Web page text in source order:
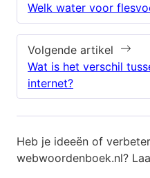
Welk water voor
Volgende artikel
Wat is het verschil
internet?
Heb je ideeën of
webwoordenboek.nl?